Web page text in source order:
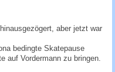
aber jetzt war
bedingte Skatepause
auf Vordermann zu bringen.